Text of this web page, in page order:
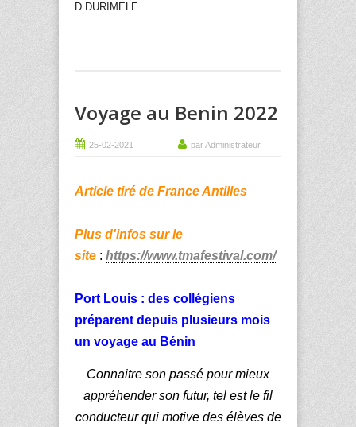
D.DURIMELE
Voyage au Benin 2022
25-02-2021 par Administrateur
Article tiré de France Antilles
Plus d'infos sur le
site : https://www.tmafestival.com/
Port Louis : des collégiens
préparent depuis plusieurs mois
un voyage au Bénin
Connaitre son passé pour mieux
appréhender son futur, tel est le fil
conducteur qui motive des élèves de